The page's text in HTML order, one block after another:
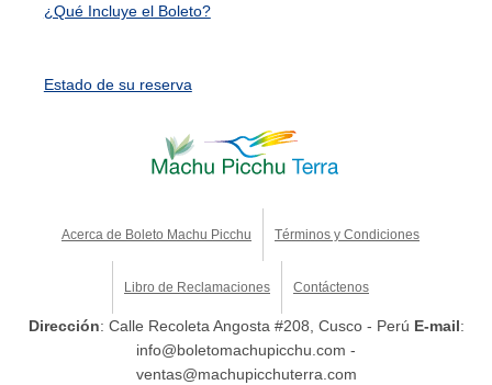
¿Qué Incluye el Boleto?
Estado de su reserva
Acerca de Boleto Machu Picchu Términos y Condiciones
Libro de Reclamaciones Contáctenos
Dirección: Calle Recoleta Angosta #208, Cusco - Perú E-mail:
info@boletomachupicchu.com -
ventas@machupicchuterra.com